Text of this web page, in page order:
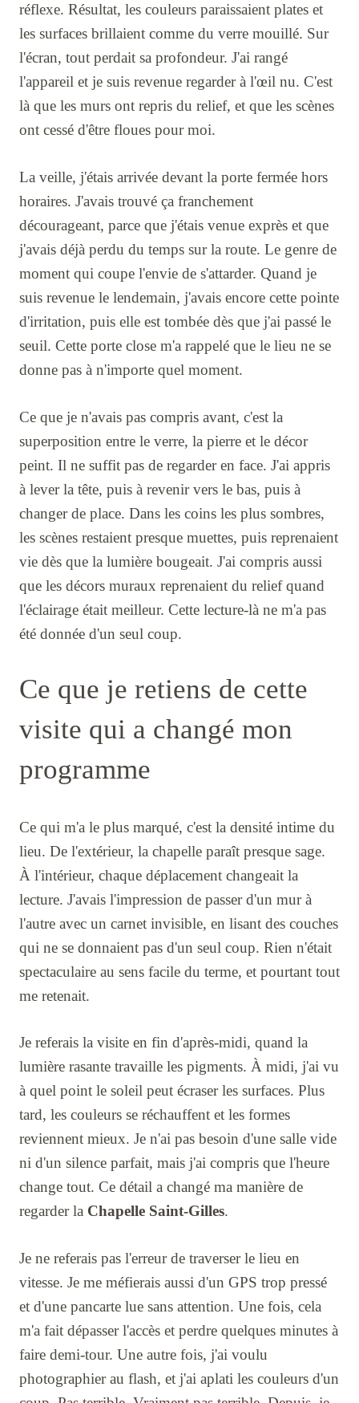
réflexe. Résultat, les couleurs paraissaient plates et
les surfaces brillaient comme du verre mouillé. Sur
l'écran, tout perdait sa profondeur. J'ai rangé
l'appareil et je suis revenue regarder à l'œil nu. C'est
là que les murs ont repris du relief, et que les scènes
ont cessé d'être floues pour moi.
La veille, j'étais arrivée devant la porte fermée hors
horaires. J'avais trouvé ça franchement
décourageant, parce que j'étais venue exprès et que
j'avais déjà perdu du temps sur la route. Le genre de
moment qui coupe l'envie de s'attarder. Quand je
suis revenue le lendemain, j'avais encore cette pointe
d'irritation, puis elle est tombée dès que j'ai passé le
seuil. Cette porte close m'a rappelé que le lieu ne se
donne pas à n'importe quel moment.
Ce que je n'avais pas compris avant, c'est la
superposition entre le verre, la pierre et le décor
peint. Il ne suffit pas de regarder en face. J'ai appris
à lever la tête, puis à revenir vers le bas, puis à
changer de place. Dans les coins les plus sombres,
les scènes restaient presque muettes, puis reprenaient
vie dès que la lumière bougeait. J'ai compris aussi
que les décors muraux reprenaient du relief quand
l'éclairage était meilleur. Cette lecture-là ne m'a pas
été donnée d'un seul coup.
Ce que je retiens de cette
visite qui a changé mon
programme
Ce qui m'a le plus marqué, c'est la densité intime du
lieu. De l'extérieur, la chapelle paraît presque sage.
À l'intérieur, chaque déplacement changeait la
lecture. J'avais l'impression de passer d'un mur à
l'autre avec un carnet invisible, en lisant des couches
qui ne se donnaient pas d'un seul coup. Rien n'était
spectaculaire au sens facile du terme, et pourtant tout
me retenait.
Je referais la visite en fin d'après-midi, quand la
lumière rasante travaille les pigments. À midi, j'ai vu
à quel point le soleil peut écraser les surfaces. Plus
tard, les couleurs se réchauffent et les formes
reviennent mieux. Je n'ai pas besoin d'une salle vide
ni d'un silence parfait, mais j'ai compris que l'heure
change tout. Ce détail a changé ma manière de
regarder la Chapelle Saint-Gilles.
Je ne referais pas l'erreur de traverser le lieu en
vitesse. Je me méfierais aussi d'un GPS trop pressé
et d'une pancarte lue sans attention. Une fois, cela
m'a fait dépasser l'accès et perdre quelques minutes à
faire demi-tour. Une autre fois, j'ai voulu
photographier au flash, et j'ai aplati les couleurs d'un